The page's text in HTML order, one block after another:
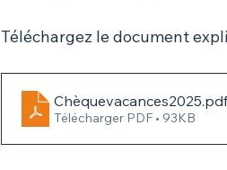
Téléchargez le document
Chèquevacances2025.pdf
Télécharger PDF • 93KB